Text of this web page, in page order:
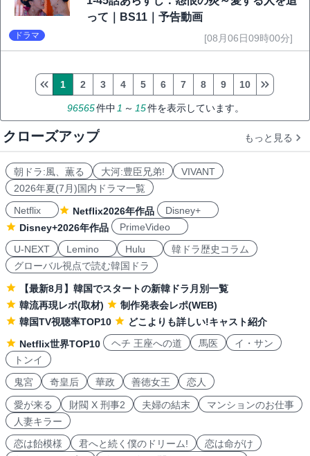
って｜BS11｜予告動画
ドラマ [08月06日09時00分]
96565件中 1 ～ 15件を表示しています。
1 2 3 4 5 6 7 8 9 10
クローズアップ もっと見る
朝ドラ:風、薫る 大河:豊臣兄弟!
VIVANT
2026年夏(7月)国内ドラマ一覧
Netflix
Netflix2026年作品
Disney+
Disney+2026年作品
PrimeVideo
U-NEXT
Lemino Hulu
韓ドラ歴史コラム
グローバル視点で読む韓国ドラ
【最新8月】韓国でスタートの新韓ドラ月別一覧
韓流再現レポ(取材)
制作発表会レポ(WEB)
韓国TV視聴率TOP10
どこよりも詳しい!キャスト紹介
Netflix世界TOP10
ヘチ 王座への道 馬医
イ・サン
トンイ
鬼宮
奇皇后 華政 善徳女王 恋人
愛が来る 財閥 X 刑事2 夫婦の結末
マンションのお仕事
人妻キラー
恋は飴模様
君へと続く僕のドリーム!
恋は命がけ